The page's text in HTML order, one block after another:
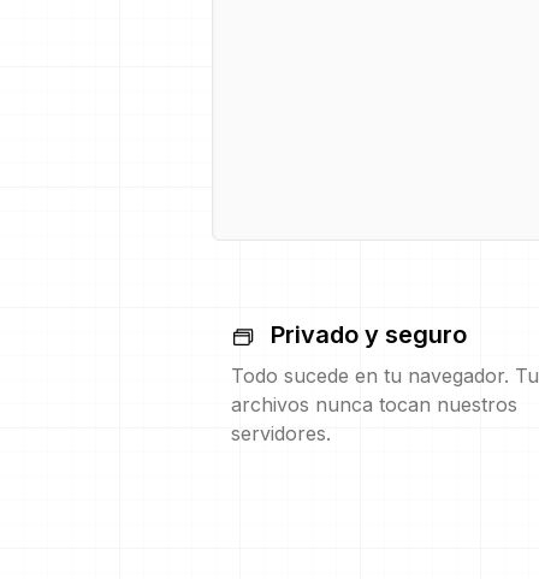
Privado y seguro
Todo sucede en tu navegador.
archivos nunca tocan nuestros
servidores.